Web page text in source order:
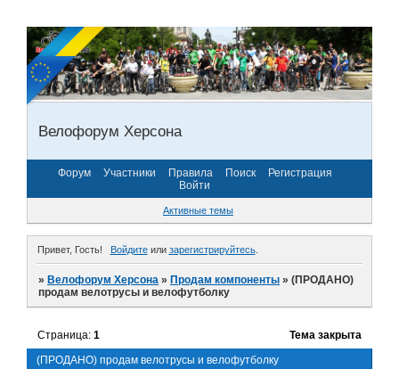
Велофорум Херсона
Форум Участники Правила Поиск
Регистрация
Войти
Активные темы
Привет, Гость! Войдитеили зарегистрируйтесь.
»Велофорум Херсона »Продам компоненты »(ПРОДАНО)
продам велотрусы и велофутболку
(ПРОДАНО) продам велотрусы и велофутболку
Страница:1 Тема закрыта